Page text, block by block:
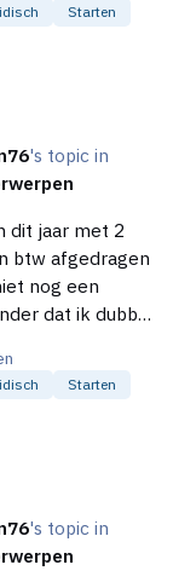
Starten
's topic in
dit jaar met 2
btw afgedragen
dat ik dubbel
Starten
's topic in